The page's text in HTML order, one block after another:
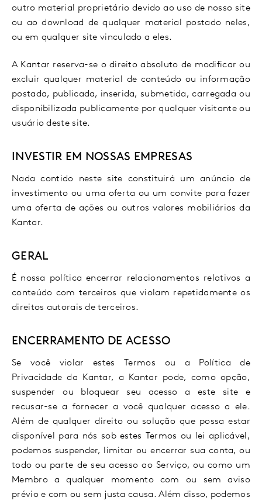
outro material proprietário devido ao uso de nosso site
ou ao download de qualquer material postado neles,
ou em qualquer site vinculado a eles.
A Kantar reserva-se o direito absoluto de modificar ou
excluir qualquer material de conteúdo ou informação
postada, publicada, inserida, submetida, carregada ou
disponibilizada publicamente por qualquer visitante ou
usuário deste site.
INVESTIR EM NOSSAS EMPRESAS
Nada contido neste site constituirá um anúncio de
investimento ou uma oferta ou um convite para fazer
uma oferta de ações ou outros valores mobiliários da
Kantar.
GERAL
É nossa política encerrar relacionamentos relativos a
conteúdo com terceiros que violam repetidamente os
direitos autorais de terceiros.
ENCERRAMENTO DE ACESSO
Se você violar estes Termos ou a Política de
Privacidade da Kantar, a Kantar pode, como opção,
suspender ou bloquear seu acesso a este site e
recusar-se a fornecer a você qualquer acesso a ele.
Além de qualquer direito ou solução que possa estar
disponível para nós sob estes Termos ou lei aplicável,
podemos suspender, limitar ou encerrar sua conta, ou
todo ou parte de seu acesso ao Serviço, ou como um
Membro a qualquer momento com ou sem aviso
prévio e com ou sem justa causa. Além disso, podemos